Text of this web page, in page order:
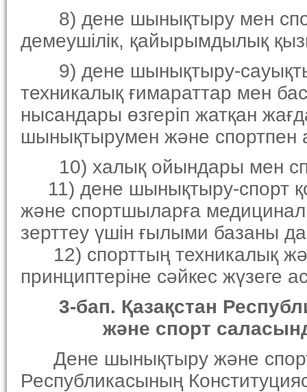
8) дене шынықтыру мен
демеушiлiк, қайырымдылық
9) дене шынықтыру-
техникалық ғимараттар мен
нысандары өзгерiп жатқан
шынықтырумен және спортпен
10) халық ойындары мен
11) дене шынықтыру-спорт
және спортшыларға
зерттеу үшiн ғылыми базаны
12) спорттың техникалық
принциптерiне сәйкес жүзеге
3-бап. Қазақстан
және спорт
Дене шынықтыру және спорт
Республикасының